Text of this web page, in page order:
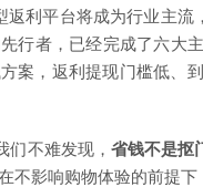
返利平台将成为行业主
行者，已经完成了六大
案，返利提现门槛低、
们不难发现， 省钱不是抠
不影响购物体验的前提